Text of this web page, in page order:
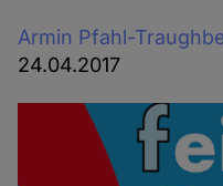
Armin Pfahl-
24.04.2017